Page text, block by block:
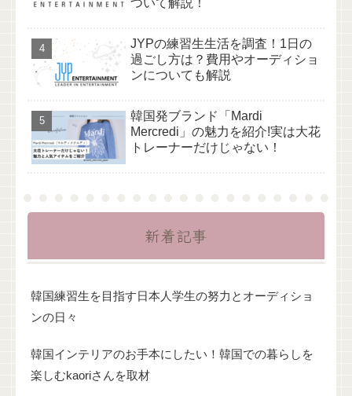
JYPの練習生生活を調査！1日の
過ごし方は？費用やオーディショ
ンについても解説
韓国発ブランド「Mardi
Mercredi」の魅力を紹介!実は大花
トレーナーだけじゃない！
新着記事
韓国練習生を目指す日本人学生の努力とオーディショ
ンの日々
韓国インテリアのお手本にしたい！韓国での暮らしを
楽しむkaoriさんを取材